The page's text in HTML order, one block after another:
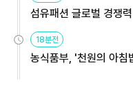
섬유패션 글로벌 경쟁
18분전
농식품부, '천원의 아